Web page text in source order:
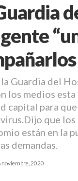
Guardia del
los medios
capital para
que
están en la
demandas.
noviembre, 2020